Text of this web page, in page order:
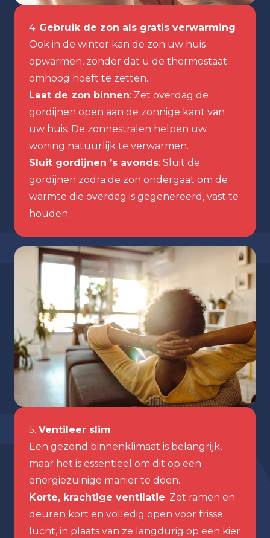
4. Gebruik de zon als gratis verwarming
Ook in de winter kan de zon uw huis
opwarmen, zonder dat u de thermostaat
omhoog hoeft te zetten.
Laat de zon binnen: Zet overdag de
gordijnen open aan de zonnige kant van
uw huis. De zonnestralen helpen uw
woning natuurlijk te verwarmen.
Sluit gordijnen ’s avonds: Sluit de
gordijnen zodra de zon ondergaat om de
warmte die overdag is gegenereerd, vast te
houden.
5. Ventileer slim
Een gezond binnenklimaat is belangrijk,
maar het is essentieel om dit op een
energiezuinige manier te doen.
Korte, krachtige ventilatie: Zet ramen en
deuren kort en volledig open voor frisse
lucht, in plaats van ze langdurig op een kier